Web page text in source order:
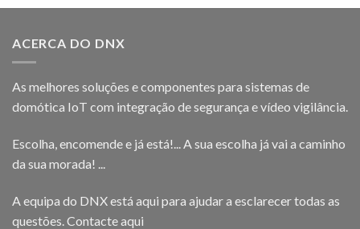
ACERCA DO DNX
As melhores soluções e componentes para sistemas de
domótica IoT com integração de segurança e vídeo vigilância.
Escolha, encomende e já está!... A sua escolha já vai a caminho
da sua morada! ...
A equipa do DNX está aqui para ajudar a esclarecer todas as
questões. Contacte aqui